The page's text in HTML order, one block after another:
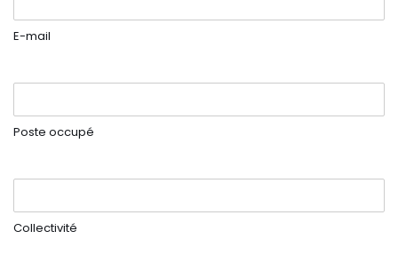
E-mail
Poste occupé
Collectivité